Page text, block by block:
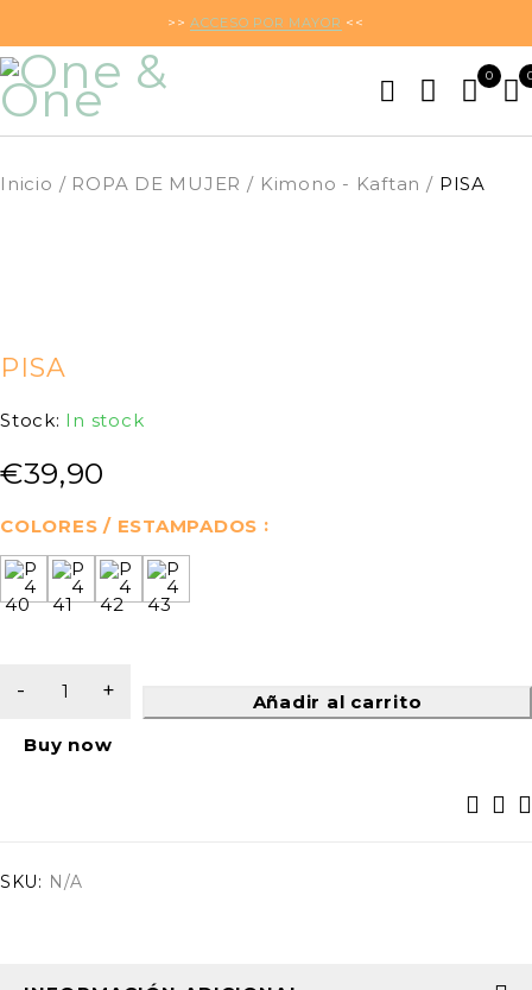
>>ACCESO POR MAYOR <<
0
Inicio / ROPA DE MUJER / Kimono - Kaftan / PISA
PISA
Stock: In stock
€39,90
COLORES / ESTAMPADOS
Añadir al carrito
Buy now
SKU: N/A